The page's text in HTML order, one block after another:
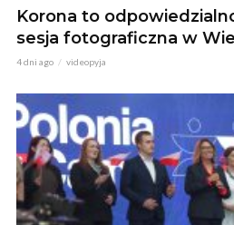
Korona to
sesja fotograficzna w
4 dni ago videopyja